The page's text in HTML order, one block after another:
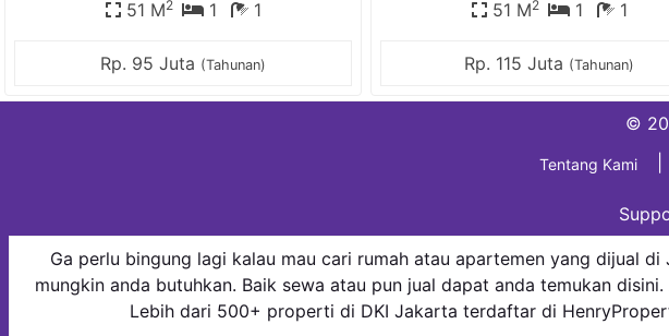
51 M2 1 1
Rp. 95 Juta (Tahunan)
51 M2 1 1
Rp. 115 Juta (Tahunan)
©
Tentang Kami
Ga perlu bingung lagi kalau mau cari rumah atau apartemen yang dijual
mungkin anda butuhkan. Baik sewa atau pun jual dapat anda temukan
Lebih dari 500+ properti di DKI Jakarta terdaftar di